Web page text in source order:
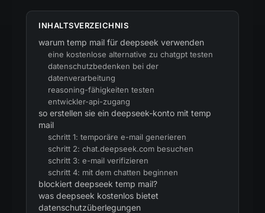
INHALTSVERZEICHNIS
warum temp mail für deepseek verwenden
eine kostenlose alternative zu chatgpt testen
datenschutzbedenken bei der
datenverarbeitung
reasoning-fähigkeiten testen
entwickler-api-zugang
so erstellen sie ein deepseek-konto mit temp
mail
schritt 1: temporäre e-mail generieren
schritt 2: chat.deepseek.com besuchen
schritt 3: e-mail verifizieren
schritt 4: mit dem chatten beginnen
blockiert deepseek temp mail?
was deepseek kostenlos bietet
datenschutzüberlegungen